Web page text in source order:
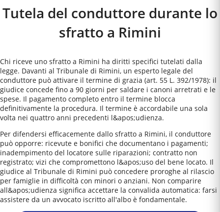
Tutela del conduttore durante lo
sfratto a Rimini
Chi riceve uno sfratto a Rimini ha diritti specifici tutelati dalla
legge. Davanti al Tribunale di Rimini, un esperto legale del
conduttore può attivare il termine di grazia (art. 55 L. 392/1978): il
giudice concede fino a 90 giorni per saldare i canoni arretrati e le
spese. Il pagamento completo entro il termine blocca
definitivamente la procedura. Il termine è accordabile una sola
volta nei quattro anni precedenti l&apos;udienza.
Per difendersi efficacemente dallo sfratto a Rimini, il conduttore
può opporre: ricevute e bonifici che documentano i pagamenti;
inadempimento del locatore sulle riparazioni; contratto non
registrato; vizi che compromettono l&apos;uso del bene locato. Il
giudice al Tribunale di Rimini può concedere proroghe al rilascio
per famiglie in difficoltà con minori o anziani. Non comparire
all&apos;udienza significa accettare la convalida automatica: farsi
assistere da un avvocato iscritto all'albo è fondamentale.